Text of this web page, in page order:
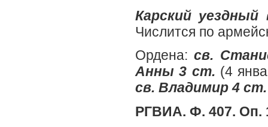
Карский уездный
Числится по
Ордена:св.
Анны 3 ст. (4
св. Владимир 4
РГВИА. Ф. 407. Оп.